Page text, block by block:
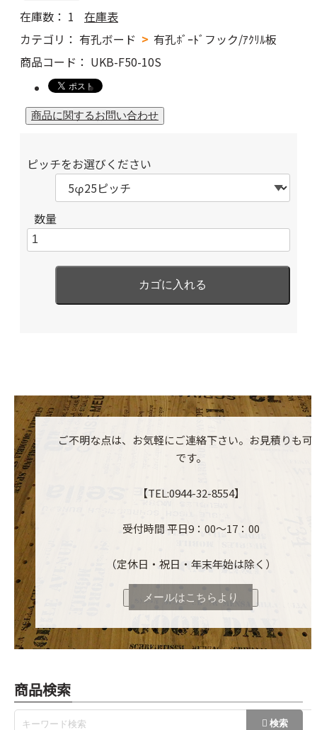
在庫数： 1
在庫表
カテゴリ： 有孔ボード
有孔ﾎﾞｰﾄﾞフック/ｱｸﾘﾙ板
商品コード： UKB-F50-10S
ピッチをお選びください
数量
ご不明な点は、お気軽にご連絡下さい。お見積りも可
です。
【TEL:0944-32-8554】
受付時間 平日9：00～17：00
（定休日・祝日・年末年始は除く）
メールはこちらより
商品検索